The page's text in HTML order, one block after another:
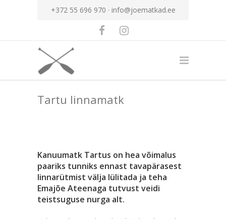
+372 55 696 970 · info@joematkad.ee
Tartu linnamatk
Kanuumatk Tartus on hea võimalus
paariks tunniks ennast tavapärasest
linnarütmist välja lülitada ja teha
Emajõe Ateenaga tutvust veidi
teistsuguse nurga alt.